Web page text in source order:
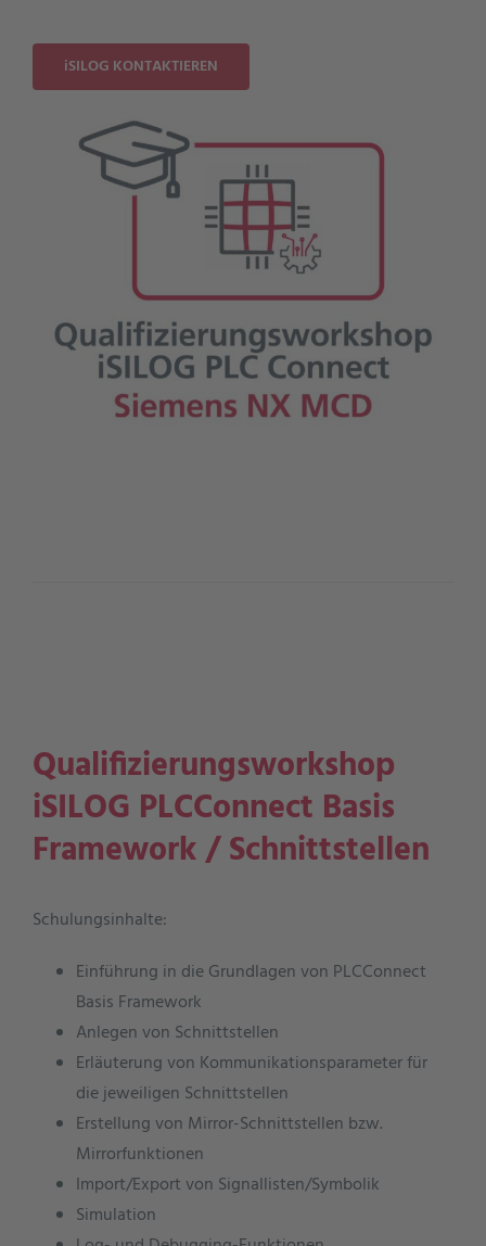
iSILOG KONTAKTIEREN
Qualifizierungsworkshop
iSILOG PLCConnect Basis
Framework / Schnittstellen
Schulungsinhalte:
Einführung in die Grundlagen von PLCConnect
Basis Framework
Anlegen von Schnittstellen
Erläuterung von Kommunikationsparameter für
die jeweiligen Schnittstellen
Erstellung von Mirror-Schnittstellen bzw.
Mirrorfunktionen
Import/Export von Signallisten/Symbolik
Simulation